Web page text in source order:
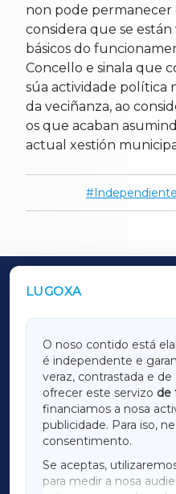
non pode permanecer
considera que se
básicos do
Concello e sinala que
súa actividade política
da veciñanza, ao
os que acaban
actual xestión
LUGOXA
O noso contido está
é independente e
veraz, contrastada e de
ofrecer este servizo de
financiamos a nosa
publicidade. Para iso,
consentimento.
Se aceptas,
para medir a nosa
OUTROS